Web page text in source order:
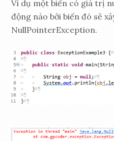
Ví dụ một biến có giá trị
động nào bởi biến đó sẽ
NullPointerException.